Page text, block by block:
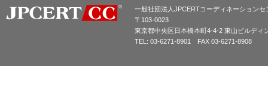
一般社団法人JPCERTコーディネーションセ
〒103-0023
東京都中央区日本橋本町4-4-2 東山ビルディ
TEL: 03-6271-8901 FAX 03-6271-8908